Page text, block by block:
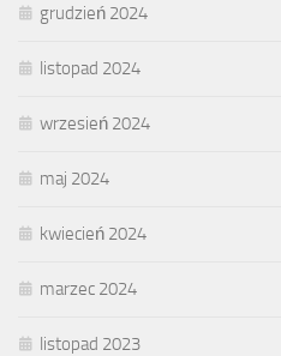
grudzień 2024
listopad 2024
wrzesień 2024
maj 2024
kwiecień 2024
marzec 2024
listopad 2023